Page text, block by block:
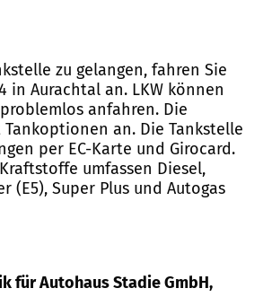
zu gelangen, fahren Sie
in Aurachtal an. LKW können
anfahren. Die
an. Die Tankstelle
per EC-Karte und Girocard.
umfassen Diesel,
(E5), Super Plus und Autogas
für Autohaus Stadie GmbH,